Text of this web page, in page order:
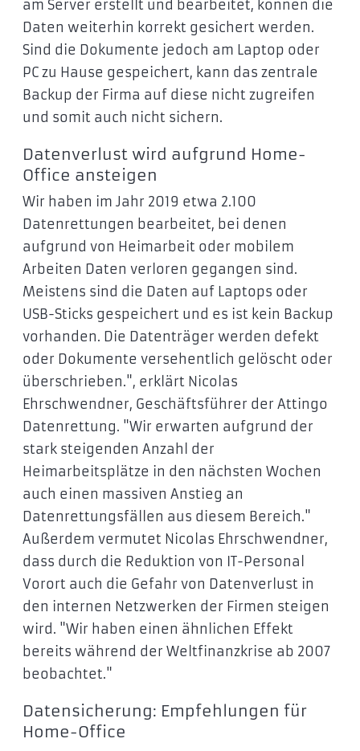
am Server erstellt und bearbeitet, können die
Daten weiterhin korrekt gesichert werden.
Sind die Dokumente jedoch am Laptop oder
PC zu Hause gespeichert, kann das zentrale
Backup der Firma auf diese nicht zugreifen
und somit auch nicht sichern.
Datenverlust wird aufgrund Home-
Office ansteigen
Wir haben im Jahr 2019 etwa 2.100
Datenrettungen bearbeitet, bei denen
aufgrund von Heimarbeit oder mobilem
Arbeiten Daten verloren gegangen sind.
Meistens sind die Daten auf Laptops oder
USB-Sticks gespeichert und es ist kein Backup
vorhanden. Die Datenträger werden defekt
oder Dokumente versehentlich gelöscht oder
überschrieben.", erklärt Nicolas
Ehrschwendner, Geschäftsführer der Attingo
Datenrettung. "Wir erwarten aufgrund der
stark steigenden Anzahl der
Heimarbeitsplätze in den nächsten Wochen
auch einen massiven Anstieg an
Datenrettungsfällen aus diesem Bereich."
Außerdem vermutet Nicolas Ehrschwendner,
dass durch die Reduktion von IT-Personal
Vorort auch die Gefahr von Datenverlust in
den internen Netzwerken der Firmen steigen
wird. "Wir haben einen ähnlichen Effekt
bereits während der Weltfinanzkrise ab 2007
beobachtet."
Datensicherung: Empfehlungen für
Home-Office